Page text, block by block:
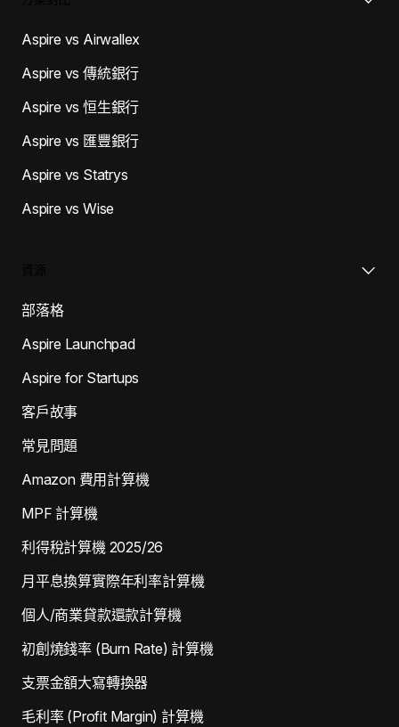
Aspire vs Airwallex
Aspire vs 傳統銀行
Aspire vs 恒生銀行
Aspire vs 匯豐銀行
Aspire vs Statrys
Aspire vs Wise
部落格
Aspire Launchpad
Aspire for Startups
客戶故事
常見問題
Amazon 費用計算機
MPF 計算機
利得稅計算機 2025/26
月平息換算實際年利率計算機
個人/商業貸款還款計算機
初創燒錢率 (Burn Rate) 計算機
支票金額大寫轉換器
毛利率 (Profit Margin) 計算機